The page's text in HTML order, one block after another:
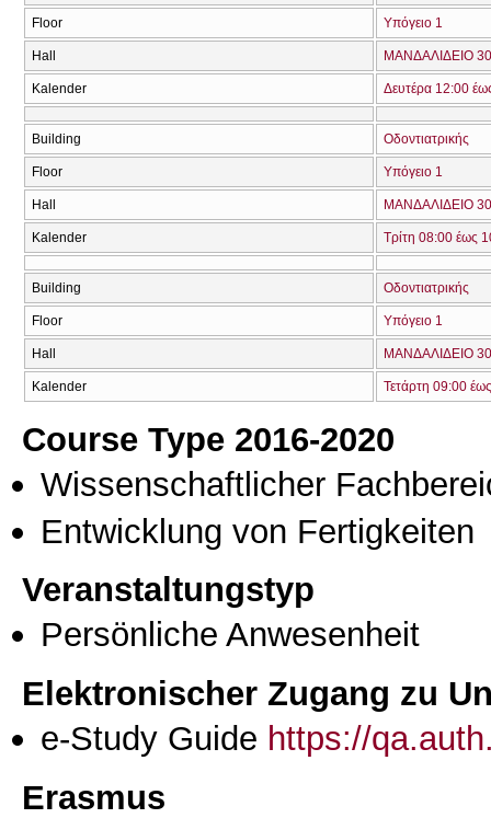
Floor Υπόγειο 1
Hall ΜΑΝΔΑΛΙΔΕΙΟ
Kalender Δευτέρα 12:00
Building Οδοντιατρικής
Floor Υπόγειο 1
Hall ΜΑΝΔΑΛΙΔΕΙΟ
Kalender Τρίτη 08:00 έως
Building Οδοντιατρικής
Floor Υπόγειο 1
Hall ΜΑΝΔΑΛΙΔΕΙΟ
Kalender Τετάρτη 09:00
Course Type 2016-2020
Wissenschaftlicher
Entwicklung von Fertigkeiten
Veranstaltungstyp
Persönliche Anwesenheit
Elektronischer Zugang zu
e-Study Guide https://
Erasmus